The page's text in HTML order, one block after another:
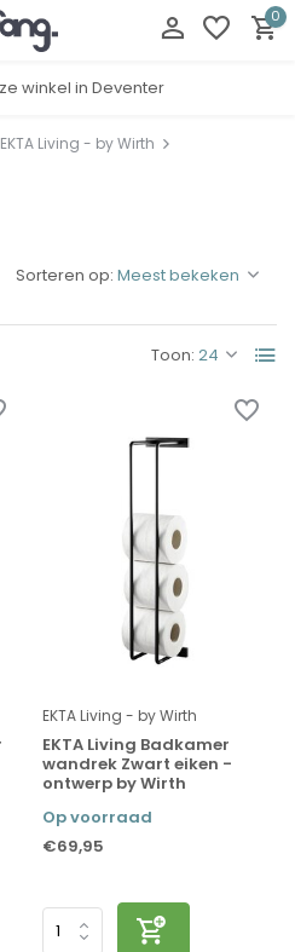
0
Gratis cadeau inpakservice
EKTA Living - by Wirth
Toon:
Sorteren op:
EKTA Living - by Wirth
EKTA Living Badkamer
wandrek Zwart eiken -
ontwerp by Wirth
Op voorraad
€69,95